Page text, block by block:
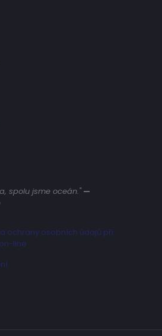
spolu jsme oceán." —
ochrany osobních údajů při
line